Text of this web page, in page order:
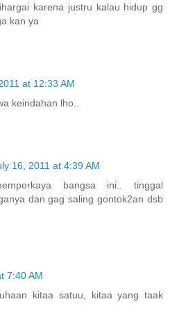
karena justru kalau hidup gg
kan ya
at 12:33 AM
keindahan lho..
16, 2011 at 4:39 AM
bangsa ini.. tinggal
dan gag saling gontok2an dsb
7:40 AM
kitaa satuu, kitaa yang taak